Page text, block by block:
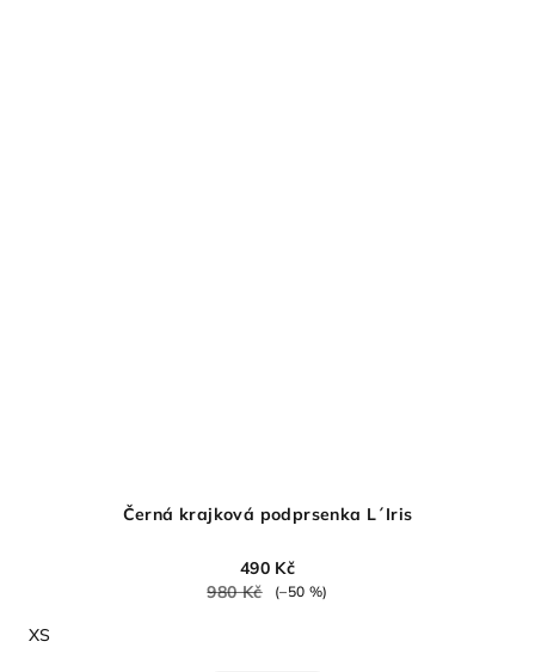
Černá krajková podprsenka L´Iris
490 Kč
980 Kč
(–50 %)
XS